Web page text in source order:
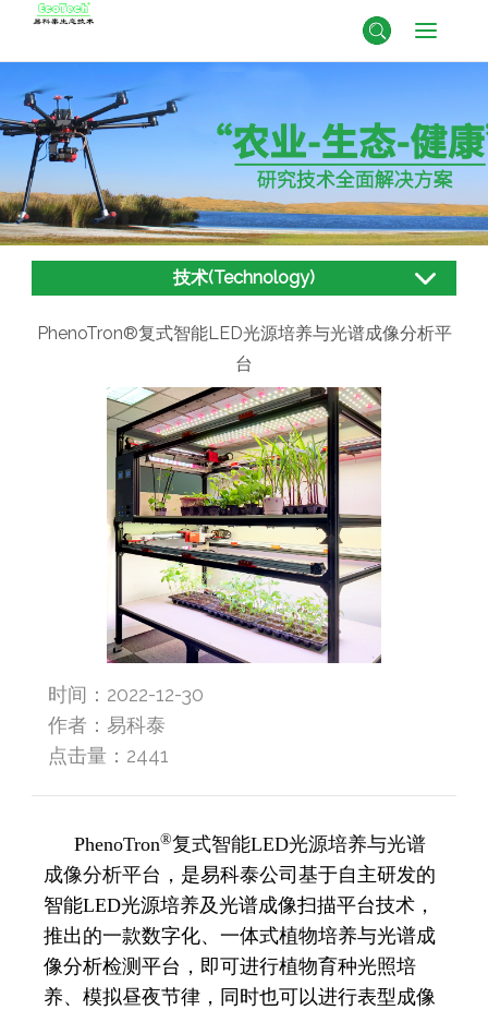
技术(Technology)
PhenoTron®复式智能LED光源培养与光谱成像分析平
台
时间：2022-12-30
作者：易科泰
点击量： 2441
PhenoTron®复式智能LED光源培养与光谱
成像分析平台 ，是易科泰公司基于自主研发的
智能LED光源培养及光谱成像扫描平台技术，
推出的一款数字化、一体式植物培养与光谱成
像分析检测平台，即可进行植物育种光照培
养、模拟昼夜节律，同时也可以进行表型成像